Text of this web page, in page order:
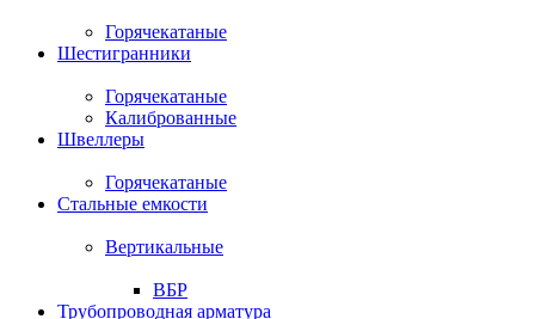
Горячекатаные
Шестигранники
Горячекатаные
Калиброванные
Швеллеры
Горячекатаные
Стальные емкости
Вертикальные
ВБР
Трубопроводная арматура